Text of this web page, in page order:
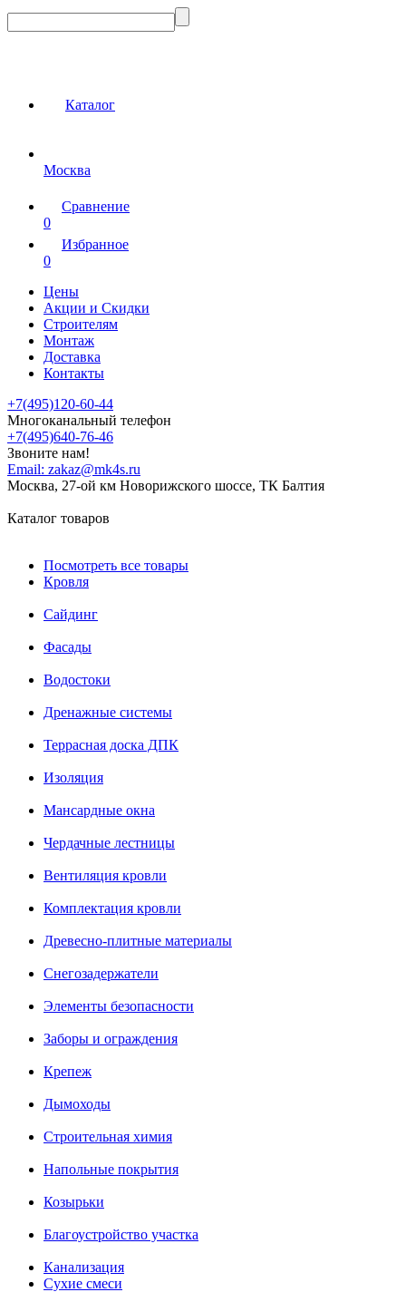
Каталог
Москва
Сравнение
0
Избранное
0
Цены
Акции и Скидки
Строителям
Монтаж
Доставка
Контакты
+7(495)120-60-44
Многоканальный телефон
+7(495)640-76-46
Звоните нам!
Email: zakaz@mk4s.ru
Москва, 27-ой км Новорижского шоссе, ТК Балтия
Каталог товаров
Посмотреть все товары
Кровля
Сайдинг
Фасады
Водостоки
Дренажные системы
Террасная доска ДПК
Изоляция
Мансардные окна
Чердачные лестницы
Вентиляция кровли
Комплектация кровли
Древесно-плитные материалы
Снегозадержатели
Элементы безопасности
Заборы и ограждения
Крепеж
Дымоходы
Строительная химия
Напольные покрытия
Козырьки
Благоустройство участка
Канализация
Сухие смеси